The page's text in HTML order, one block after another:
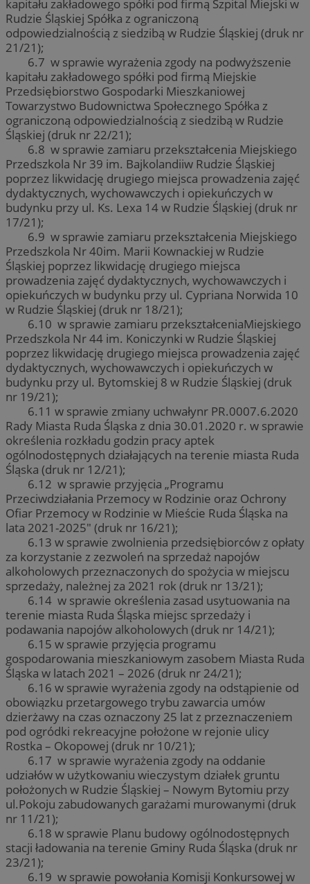
kapitału zakładowego spółki pod firmą Szpital Miejski w
Rudzie Śląskiej Spółka z ograniczoną
odpowiedzialnością z siedzibą w Rudzie Śląskiej (druk nr
21/21);
6.7 w sprawie wyrażenia zgody na podwyższenie
kapitału zakładowego spółki pod firmą Miejskie
Przedsiębiorstwo Gospodarki Mieszkaniowej
Towarzystwo Budownictwa Społecznego Spółka z
ograniczoną odpowiedzialnością z siedzibą w Rudzie
Śląskiej (druk nr 22/21);
6.8 w sprawie zamiaru przekształcenia Miejskiego
Przedszkola Nr 39 im. Bajkolandiiw Rudzie Śląskiej
poprzez likwidację drugiego miejsca prowadzenia zajęć
dydaktycznych, wychowawczych i opiekuńczych w
budynku przy ul. Ks. Lexa 14 w Rudzie Śląskiej (druk nr
17/21);
6.9 w sprawie zamiaru przekształcenia Miejskiego
Przedszkola Nr 40im. Marii Kownackiej w Rudzie
Śląskiej poprzez likwidację drugiego miejsca
prowadzenia zajęć dydaktycznych, wychowawczych i
opiekuńczych w budynku przy ul. Cypriana Norwida 10
w Rudzie Śląskiej (druk nr 18/21);
6.10 w sprawie zamiaru przekształceniaMiejskiego
Przedszkola Nr 44 im. Koniczynki w Rudzie Śląskiej
poprzez likwidację drugiego miejsca prowadzenia zajęć
dydaktycznych, wychowawczych i opiekuńczych w
budynku przy ul. Bytomskiej 8 w Rudzie Śląskiej (druk
nr 19/21);
6.11 w sprawie zmiany uchwałynr PR.0007.6.2020
Rady Miasta Ruda Śląska z dnia 30.01.2020 r. w sprawie
określenia rozkładu godzin pracy aptek
ogólnodostępnych działających na terenie miasta Ruda
Śląska (druk nr 12/21);
6.12 w sprawie przyjęcia „Programu
Przeciwdziałania Przemocy w Rodzinie oraz Ochrony
Ofiar Przemocy w Rodzinie w Mieście Ruda Śląska na
lata 2021-2025″ (druk nr 16/21);
6.13 w sprawie zwolnienia przedsiębiorców z opłaty
za korzystanie z zezwoleń na sprzedaż napojów
alkoholowych przeznaczonych do spożycia w miejscu
sprzedaży, należnej za 2021 rok (druk nr 13/21);
6.14 w sprawie określenia zasad usytuowania na
terenie miasta Ruda Śląska miejsc sprzedaży i
podawania napojów alkoholowych (druk nr 14/21);
6.15 w sprawie przyjęcia programu
gospodarowania mieszkaniowym zasobem Miasta Ruda
Śląska w latach 2021 – 2026 (druk nr 24/21);
6.16 w sprawie wyrażenia zgody na odstąpienie od
obowiązku przetargowego trybu zawarcia umów
dzierżawy na czas oznaczony 25 lat z przeznaczeniem
pod ogródki rekreacyjne położone w rejonie ulicy
Rostka – Okopowej (druk nr 10/21);
6.17 w sprawie wyrażenia zgody na oddanie
udziałów w użytkowaniu wieczystym działek gruntu
położonych w Rudzie Śląskiej – Nowym Bytomiu przy
ul.Pokoju zabudowanych garażami murowanymi (druk
nr 11/21);
6.18 w sprawie Planu budowy ogólnodostępnych
stacji ładowania na terenie Gminy Ruda Śląska (druk nr
23/21);
6.19 w sprawie powołania Komisji Konkursowej w